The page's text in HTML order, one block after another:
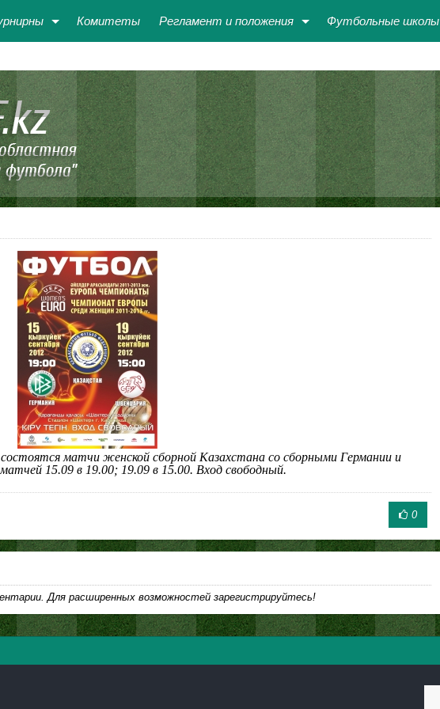
Комитеты Регламент и положения Футбольные школы
матчи женской сборной Казахстана со сборными Германии и
15.09 в 19.00; 19.09 в 15.00. Вход свободный.
0
Для расширенных возможностей зарегистрируйтесь!